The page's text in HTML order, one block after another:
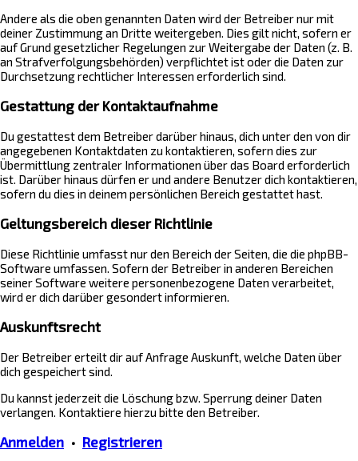
Andere als die oben genannten Daten wird der Betreiber nur mit
deiner Zustimmung an Dritte weitergeben. Dies gilt nicht, sofern er
auf Grund gesetzlicher Regelungen zur Weitergabe der Daten (z. B.
an Strafverfolgungsbehörden) verpflichtet ist oder die Daten zur
Durchsetzung rechtlicher Interessen erforderlich sind.
Gestattung der Kontaktaufnahme
Du gestattest dem Betreiber darüber hinaus, dich unter den von dir
angegebenen Kontaktdaten zu kontaktieren, sofern dies zur
Übermittlung zentraler Informationen über das Board erforderlich
ist. Darüber hinaus dürfen er und andere Benutzer dich kontaktieren,
sofern du dies in deinem persönlichen Bereich gestattet hast.
Geltungsbereich dieser Richtlinie
Diese Richtlinie umfasst nur den Bereich der Seiten, die die phpBB-
Software umfassen. Sofern der Betreiber in anderen Bereichen
seiner Software weitere personenbezogene Daten verarbeitet,
wird er dich darüber gesondert informieren.
Auskunftsrecht
Der Betreiber erteilt dir auf Anfrage Auskunft, welche Daten über
dich gespeichert sind.
Du kannst jederzeit die Löschung bzw. Sperrung deiner Daten
verlangen. Kontaktiere hierzu bitte den Betreiber.
Anmelden • Registrieren